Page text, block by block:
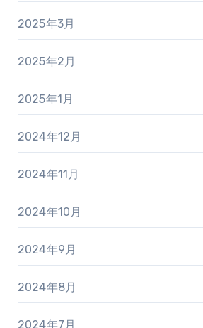
2025年3月
2025年2月
2025年1月
2024年12月
2024年11月
2024年10月
2024年9月
2024年8月
2024年7月